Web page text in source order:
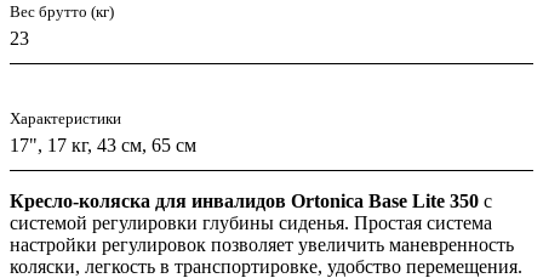
Вес брутто (кг)
23
Характеристики
17", 17 кг, 43 см, 65 см
Кресло-коляска для инвалидов Ortonica Base Lite 350 с
системой регулировки глубины сиденья. Простая система
настройки регулировок позволяет увеличить маневренность
коляски, легкость в транспортировке, удобство перемещения.